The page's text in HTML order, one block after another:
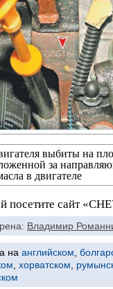
выбиты на
за
в двигателе
посетите сайт
Владимир
на английском,
, хорватском,